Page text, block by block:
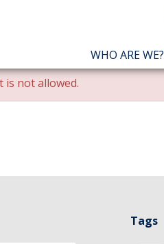
NAVIGATION
PRINCIPALE
WHO ARE WE?
is not allowed.
Tags